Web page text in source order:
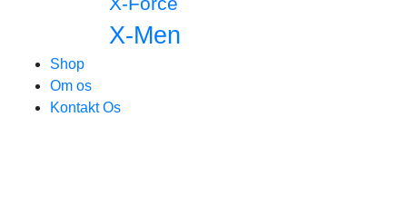
X-Men
Shop
Om os
Kontakt Os